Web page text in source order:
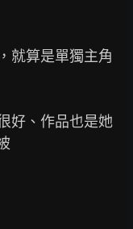
就算是單獨主角
好、作品也是她